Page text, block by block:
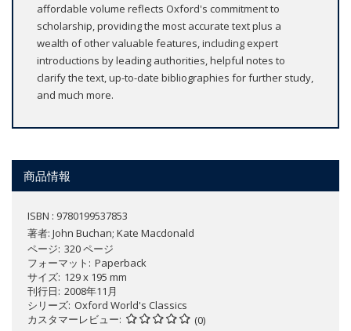
affordable volume reflects Oxford's commitment to
scholarship, providing the most accurate text plus a
wealth of other valuable features, including expert
introductions by leading authorities, helpful notes to
clarify the text, up-to-date bibliographies for further study,
and much more.
商品情報
ISBN : 9780199537853
著者: John Buchan; Kate Macdonald
ページ 320 ページ
フォーマット
Paperback
サイズ 129 x 195 mm
刊行日 2008年11月
シリーズ Oxford World's Classics
カスタマーレビュー
(0)